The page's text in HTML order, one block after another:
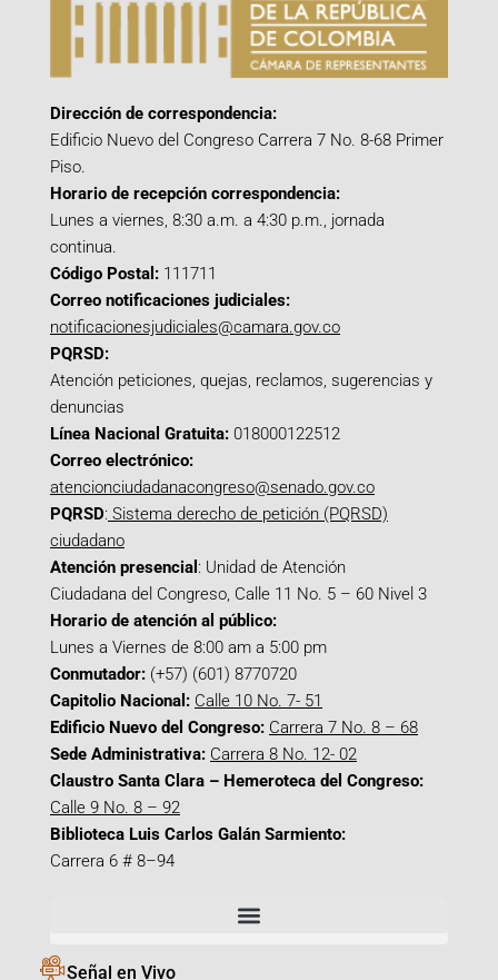
Dirección de correspondencia:
Edificio Nuevo del Congreso Carrera 7 No. 8-68 Primer
Piso.
Horario de recepción correspondencia:
Lunes a viernes, 8:30 a.m. a 4:30 p.m., jornada
continua.
Código Postal: 111711
Correo notificaciones judiciales:
notificacionesjudiciales@camara.gov.co
PQRSD:
Atención peticiones, quejas, reclamos, sugerencias y
denuncias
Línea Nacional Gratuita: 018000122512
Correo electrónico:
atencionciudadanacongreso@senado.gov.co
PQRSD: Sistema derecho de petición (PQRSD)
ciudadano
Atención presencial : Unidad de Atención
Ciudadana del Congreso, Calle 11 No. 5 – 60 Nivel 3
Horario de atención al público:
Lunes a Viernes de 8:00 am a 5:00 pm
Conmutador: (+57) (601) 8770720
Capitolio Nacional: Calle 10 No. 7- 51
Edificio Nuevo del Congreso: Carrera 7 No. 8 – 68
Sede Administrativa: Carrera 8 No. 12- 02
Claustro Santa Clara – Hemeroteca del Congreso:
Calle 9 No. 8 – 92
Biblioteca Luis Carlos Galán Sarmiento:
Carrera 6 # 8–94
Señal en Vivo